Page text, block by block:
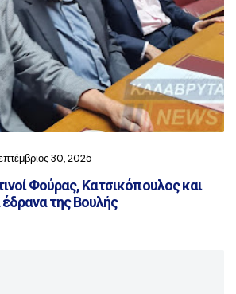
30, 2025
Φούρας, Κατσικόπουλος και
της Βουλής